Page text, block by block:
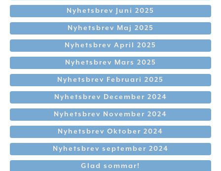
Nyhetsbrev Juni 2025
Nyhetsbrev Maj 2025
Nyhetsbrev April 2025
Nyhetsbrev Mars 2025
Nyhetsbrev Februari 2025
Nyhetsbrev December 2024
Nyhetsbrev November 2024
Nyhetsbrev Oktober 2024
Nyhetsbrev september 2024
Glad sommar!